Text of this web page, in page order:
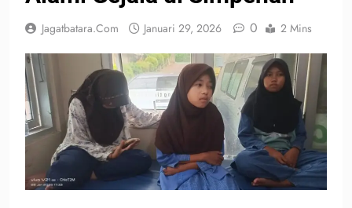
Jagatbatara.com Januari 29, 2026 0 2 Mins